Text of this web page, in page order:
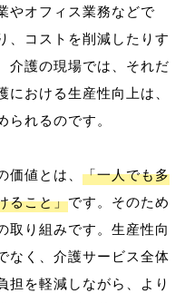
やオフィス業務などで
、コストを削減したりす
介護の現場では、それだ
おける生産性向上は、
られるのです。
価値とは、 「一人でも多
ること」です。そのため
取り組みです。生産性向
なく、介護サービス全体
担を軽減しながら、より